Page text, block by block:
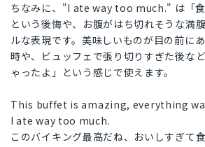
ちなみに、"I ate way too much." は「食
という後悔や、お腹がはち切れそうな満
ルな表現です。美味しいものが目の前に
時や、ビュッフェで張り切りすぎた後な
ゃったよ」という感じで使えます。
This buffet is amazing, everything
I ate way too much.
このバイキング最高だね、おいしすぎて